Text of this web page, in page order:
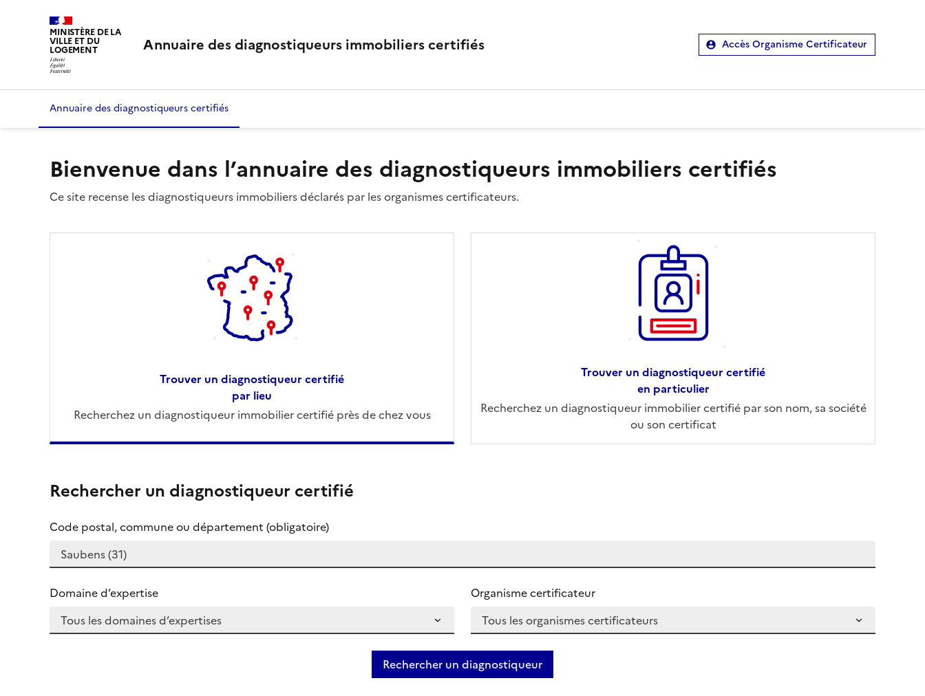
MINISTÈRE DE LA
VILLE ET DU
LOGEMENT Annuaire des diagnostiqueurs immobiliers certifiés Accès Organisme Certificateur
Annuaire des diagnostiqueurs certifiés
Bienvenue dans l’annuaire des diagnostiqueurs immobiliers certifiés
Ce site recense les diagnostiqueurs immobiliers déclarés par les organismes certificateurs.
Trouver un diagnostiqueur certifié
par lieu
Recherchez un diagnostiqueur immobilier certifié près de chez vous
Trouver un diagnostiqueur certifié
en particulier
Recherchez un diagnostiqueur immobilier certifié par son nom, sa société
ou son certificat
Rechercher un diagnostiqueur certifié
Code postal, commune ou département (obligatoire)
Domaine d’expertise Organisme certificateur
Rechercher un diagnostiqueur